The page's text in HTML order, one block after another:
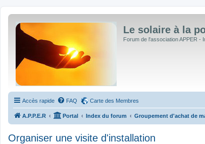
Le solaire à la
Forum de l'association APPER -
Accès rapide FAQ Carte des Membres
A.P.P.E.R Portal Index du forum Groupement d'achat de
Organiser une visite d'installation